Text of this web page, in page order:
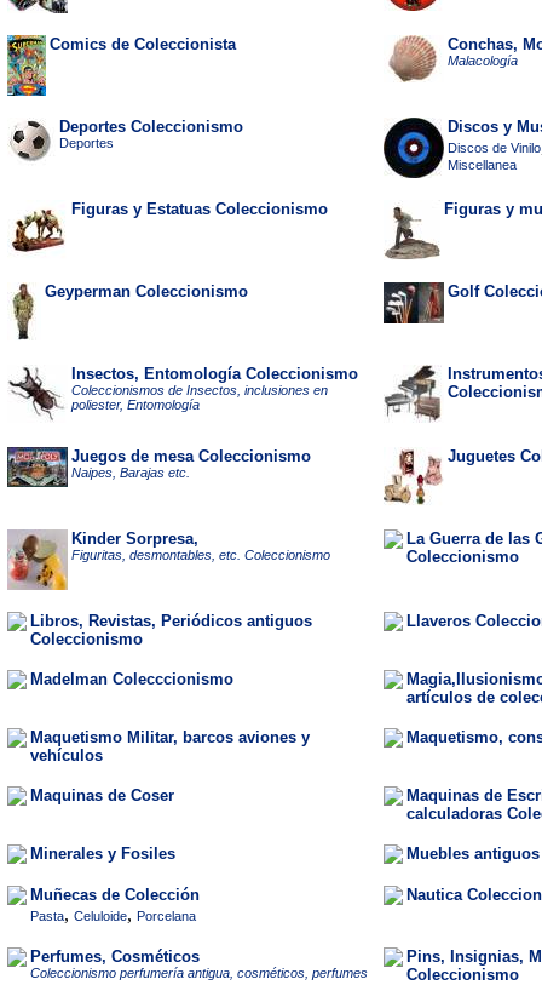
Comics de Coleccionista Conchas,
Malacología
Deportes Coleccionismo
Deportes
Discos y
Discos de Vinilo
Miscellanea
Figuras y Estatuas Coleccionismo Figuras y
Geyperman Coleccionismo Golf
Insectos, Entomología Coleccionismo
Coleccionismos de Insectos, inclusiones en
poliester, Entomología
Juegos de mesa Coleccionismo
Naipes, Barajas etc.
Juguetes
Kinder Sorpresa,
Figuritas, desmontables, etc. Coleccionismo
La Guerra de las
Coleccionismo
Libros, Revistas, Periódicos antiguos
Coleccionismo
Llaveros
Madelman Colecccionismo
artículos de
Maquetismo Militar, barcos aviones y
vehículos
Maquetismo,
Maquinas de Coser
Maquinas de
calculadoras
Minerales y Fosiles Muebles
Muñecas de Colección
Pasta, Celuloide, Porcelana
Nautica
Perfumes, Cosméticos
Coleccionismo perfumería antigua, cosméticos, perfumes
Pins, Insignias,
Coleccionismo